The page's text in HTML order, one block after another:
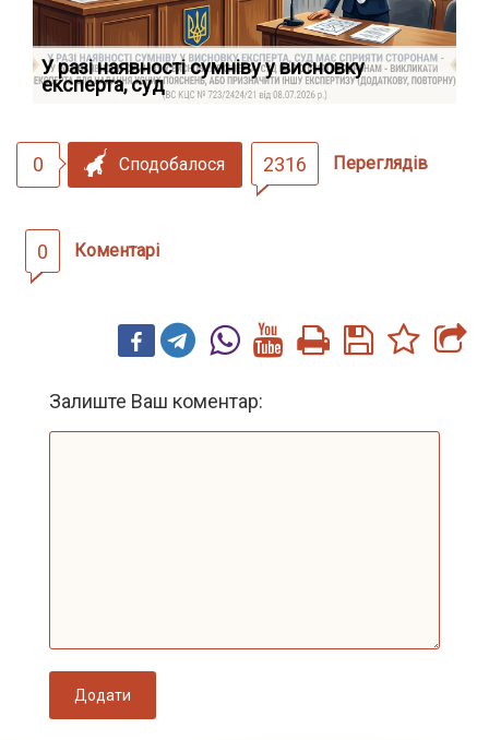
У разі наявності сумніву у висновку
експерта, суд
0 Сподобалося 2316 Переглядів
0 Коментарі
Залиште Ваш коментар:
Додати